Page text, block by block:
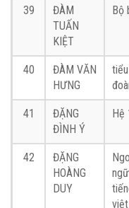
39
ĐÀM
TUẤN
KIỆT
Bộ
40
ĐÀM VĂN
HƯNG
tiểu
41
ĐẶNG
ĐÌNH Ý
Hệ
42
ĐẶNG
HOÀNG
DUY
ngữ
việt